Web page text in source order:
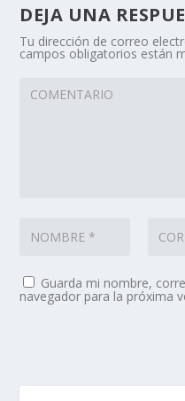
DEJA UNA
Tu dirección de correo
campos obligatorios están
Guarda mi nombre,
navegador para la próxima